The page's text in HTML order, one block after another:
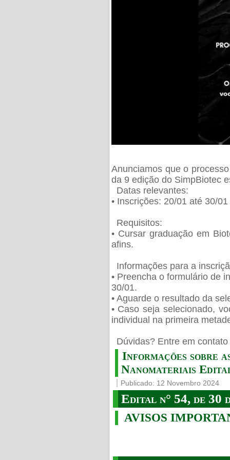
Anunciamos que o
da 9 edição do SimpBiotec
Datas relevantes:
• Inscrições: 20/01 até 30/01
Requisitos:
• Cursar graduação em
afins.
Informações para a
• Preencha o formulário de
30/01.
• Aguarde o resultado da
• Caso seja selecionado,
individual na primeira
Dúvidas? Entre em
Informações sobre
Nanomateriais
Publicado: 12 Novembro 2024
Edital n° 54, de 30
AVISOS